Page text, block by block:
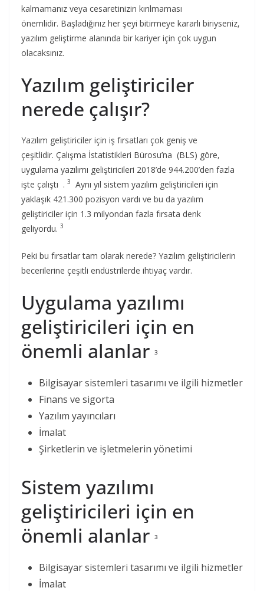
kalmamanız veya cesaretinizin kırılmaması
önemlidir. Başladığınız her şeyi bitirmeye kararlı biriyseniz,
yazılım geliştirme alanında bir kariyer için çok uygun
olacaksınız.
Yazılım geliştiriciler
nerede çalışır?
Yazılım geliştiriciler için iş fırsatları çok geniş ve
çeşitlidir. Çalışma İstatistikleri Bürosu’na (BLS) göre,
uygulama yazılımı geliştiricileri 2018’de 944.200’den fazla
işte çalıştı . 3
Aynı yıl sistem yazılım geliştiricileri için
yaklaşık 421.300 pozisyon vardı ve bu da yazılım
geliştiriciler için 1.3 milyondan fazla fırsata denk
geliyordu. 3
Peki bu fırsatlar tam olarak nerede? Yazılım geliştiricilerin
becerilerine çeşitli endüstrilerde ihtiyaç vardır.
Uygulama yazılımı
geliştiricileri için en
önemli alanlar 3
Bilgisayar sistemleri tasarımı ve ilgili hizmetler
Finans ve sigorta
Yazılım yayıncıları
İmalat
Şirketlerin ve işletmelerin yönetimi
Sistem yazılımı
geliştiricileri için en
önemli alanlar 3
Bilgisayar sistemleri tasarımı ve ilgili hizmetler
İmalat